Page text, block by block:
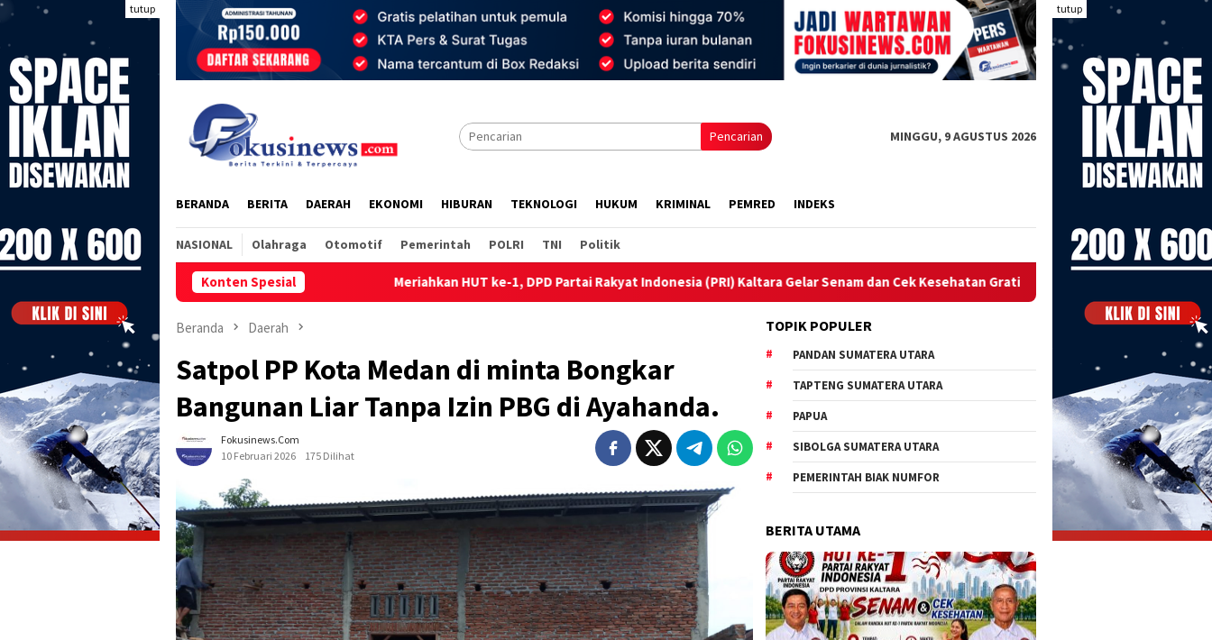
Loncat
konten
tutup tutup
Pencarian MINGGU, 9 AGUSTUS 2026
BERANDA BERITA DAERAH EKONOMI HIBURAN TEKNOLOGI HUKUM KRIMINAL PEMRED INDEKS
NASIONAL Olahraga Otomotif Pemerintah POLRI TNI Politik
Konten SpesialMeriahkan HUT ke-1, DPD Partai Rakyat Indonesia (PRI) Kaltara Gelar Senam dan Cek Kesehatan Gratis POLRES METRO BEKASI KOTA
Beranda Daerah
Satpol PP Kota Medan di minta Bongkar
Bangunan Liar Tanpa Izin PBG di Ayahanda.
Fokusinews.com
10 Februari 2026
175 Dilihat
TOPIK POPULER
PANDAN SUMATERA UTARA
TAPTENG SUMATERA UTARA
PAPUA
SIBOLGA SUMATERA UTARA
PEMERINTAH BIAK NUMFOR
BERITA UTAMA